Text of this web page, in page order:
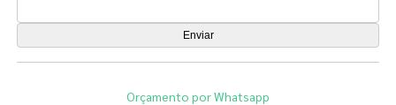
Orçamento por Whatsapp